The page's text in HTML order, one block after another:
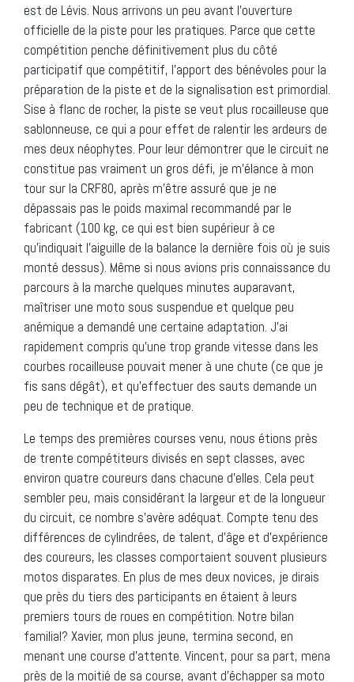
est de Lévis. Nous arrivons un peu avant l’ouverture
officielle de la piste pour les pratiques. Parce que cette
compétition penche définitivement plus du côté
participatif que compétitif, l’apport des bénévoles pour la
préparation de la piste et de la signalisation est primordial.
Sise à flanc de rocher, la piste se veut plus rocailleuse que
sablonneuse, ce qui a pour effet de ralentir les ardeurs de
mes deux néophytes. Pour leur démontrer que le circuit ne
constitue pas vraiment un gros défi, je m’élance à mon
tour sur la CRF80, après m’être assuré que je ne
dépassais pas le poids maximal recommandé par le
fabricant (100 kg, ce qui est bien supérieur à ce
qu’indiquait l’aiguille de la balance la dernière fois où je suis
monté dessus). Même si nous avions pris connaissance du
parcours à la marche quelques minutes auparavant,
maîtriser une moto sous suspendue et quelque peu
anémique a demandé une certaine adaptation. J’ai
rapidement compris qu’une trop grande vitesse dans les
courbes rocailleuse pouvait mener à une chute (ce que je
fis sans dégât), et qu’effectuer des sauts demande un
peu de technique et de pratique.
Le temps des premières courses venu, nous étions près
de trente compétiteurs divisés en sept classes, avec
environ quatre coureurs dans chacune d’elles. Cela peut
sembler peu, mais considérant la largeur et de la longueur
du circuit, ce nombre s’avère adéquat. Compte tenu des
différences de cylindrées, de talent, d’âge et d’expérience
des coureurs, les classes comportaient souvent plusieurs
motos disparates. En plus de mes deux novices, je dirais
que près du tiers des participants en étaient à leurs
premiers tours de roues en compétition. Notre bilan
familial? Xavier, mon plus jeune, termina second, en
menant une course d’attente. Vincent, pour sa part, mena
près de la moitié de sa course, avant d’échapper sa moto